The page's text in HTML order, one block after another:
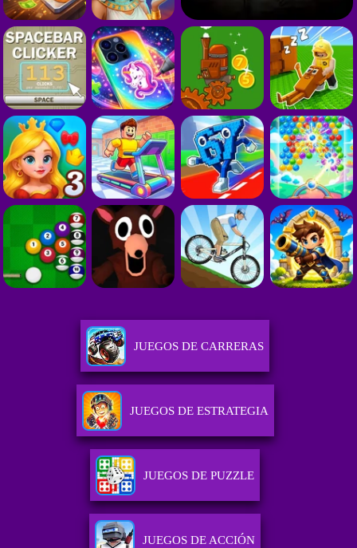
JUEGOS DE CARRERAS
JUEGOS DE ESTRATEGIA
JUEGOS DE PUZZLE
JUEGOS DE ACCIÓN